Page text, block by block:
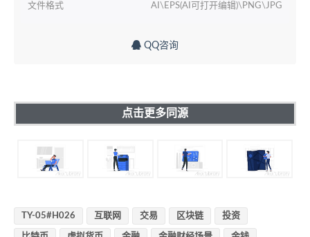
文件格式 AI\EPS(AI可打开编辑)\PNG\JPG
QQ咨询
点击更多同源
TY-05#H026 互联网 交易 区块链 投资